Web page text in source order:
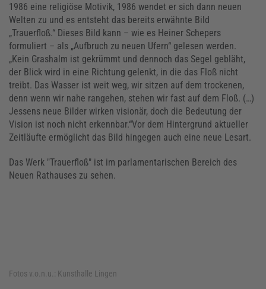
1986 eine religiöse Motivik, 1986 wendet er sich dann neuen
Welten zu und es entsteht das bereits erwähnte Bild
„Trauerfloß.“ Dieses Bild kann – wie es Heiner Schepers
formuliert – als „Aufbruch zu neuen Ufern“ gelesen werden.
„Kein Grashalm ist gekrümmt und dennoch das Segel gebläht,
der Blick wird in eine Richtung gelenkt, in die das Floß nicht
treibt. Das Wasser ist weit weg, wir sitzen auf dem trockenen,
denn wenn wir nahe rangehen, stehen wir fast auf dem Floß. (…)
Jessens neue Bilder wirken visionär, doch die Bedeutung der
Vision ist noch nicht erkennbar.“Vor dem Hintergrund aktueller
Zeitläufte ermöglicht das Bild hingegen auch eine neue Lesart.
Das Werk "Trauerfloß" ist im parlamentarischen Bereich des
Neuen Rathauses zu sehen.
Fotos v.o.n.u.: Kunsthalle Lingen